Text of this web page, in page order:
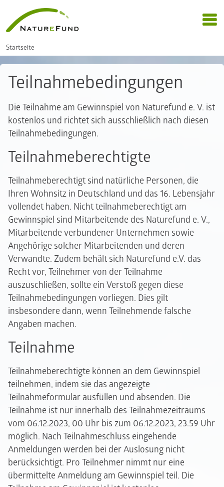
Startseite
Teilnahmebedingungen
Die Teilnahme am Gewinnspiel von Naturefund e. V. ist
kostenlos und richtet sich ausschließlich nach diesen
Teilnahmebedingungen.
Teilnahmeberechtigte
Teilnahmeberechtigt sind natürliche Personen, die
Ihren Wohnsitz in Deutschland und das 16. Lebensjahr
vollendet haben. Nicht teilnahmeberechtigt am
Gewinnspiel sind Mitarbeitende des Naturefund e. V.,
Mitarbeitende verbundener Unternehmen sowie
Angehörige solcher Mitarbeitenden und deren
Verwandte. Zudem behält sich Naturefund e.V. das
Recht vor, Teilnehmer von der Teilnahme
auszuschließen, sollte ein Verstoß gegen diese
Teilnahmebedingungen vorliegen. Dies gilt
insbesondere dann, wenn Teilnehmende falsche
Angaben machen.
Teilnahme
Teilnahmeberechtigte können an dem Gewinnspiel
teilnehmen, indem sie das angezeigte
Teilnahmeformular ausfüllen und absenden. Die
Teilnahme ist nur innerhalb des Teilnahmezeitraums
vom 06.12.2023, 00 Uhr bis zum 06.12.2023, 23.59 Uhr
möglich. Nach Teilnahmeschluss eingehende
Anmeldungen werden bei der Auslosung nicht
berücksichtigt. Pro Teilnehmer nimmt nur eine
übermittelte Anmeldung am Gewinnspiel teil. Die